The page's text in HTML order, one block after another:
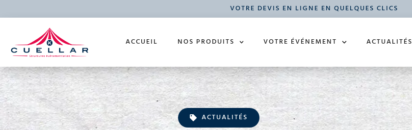
VOTRE DEVIS EN LIGNE EN QUELQUES CLICS
ACCUEIL NOS PRODUITS VOTRE ÉVÉNEMENT ACTUALITÉS
ACTUALITÉS